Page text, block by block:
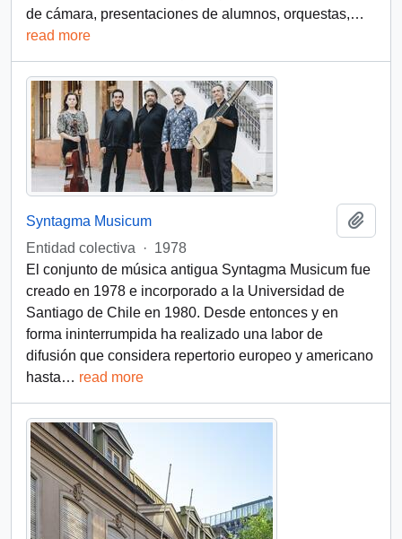
de cámara, presentaciones de alumnos, orquestas,…
read more
Syntagma Musicum
Entidad colectiva
· 1978
El conjunto de música antigua Syntagma Musicum fue
creado en 1978 e incorporado a la Universidad de
Santiago de Chile en 1980. Desde entonces y en
forma ininterrumpida ha realizado una labor de
difusión que considera repertorio europeo y americano
hasta… read more